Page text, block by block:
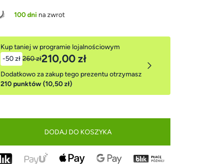
100 dni na zwrot
Kup taniej w programie lojalnościowym
-50 zł 260 zł210,00 zł
Dodatkowo za zakup tego prezentu otrzymasz
210 punktów (10,50 zł)
DODAJ DO KOSZYKA